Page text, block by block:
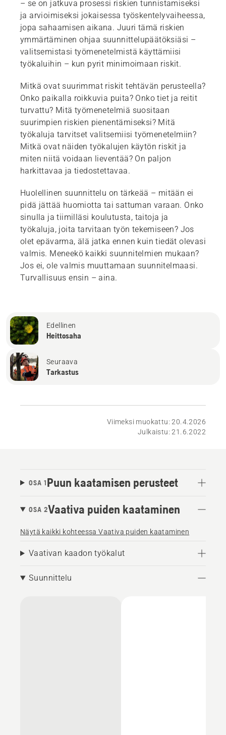
– se on jatkuva prosessi riskien tunnistamiseksi
ja arvioimiseksi jokaisessa työskentelyvaiheessa,
jopa sahaamisen aikana. Juuri tämä riskien
ymmärtäminen ohjaa suunnittelupäätöksiäsi –
valitsemistasi työmenetelmistä käyttämiisi
työkaluihin – kun pyrit minimoimaan riskit.
Mitkä ovat suurimmat riskit tehtävän perusteella?
Onko paikalla roikkuvia puita? Onko tiet ja reitit
turvattu? Mitä työmenetelmiä suositaan
suurimpien riskien pienentämiseksi? Mitä
työkaluja tarvitset valitsemiisi työmenetelmiin?
Mitkä ovat näiden työkalujen käytön riskit ja
miten niitä voidaan lieventää? On paljon
harkittavaa ja tiedostettavaa.
Huolellinen suunnittelu on tärkeää – mitään ei
pidä jättää huomiotta tai sattuman varaan. Onko
sinulla ja tiimilläsi koulutusta, taitoja ja
työkaluja, joita tarvitaan työn tekemiseen? Jos
olet epävarma, älä jatka ennen kuin tiedät olevasi
valmis. Meneekö kaikki suunnitelmien mukaan?
Jos ei, ole valmis muuttamaan suunnitelmaasi.
Turvallisuus ensin – aina.
Edellinen
Heittosaha
Seuraava
Tarkastus
Viimeksi muokattu: 20.4.2026
Julkaistu: 21.6.2022
OSA 1Puun kaatamisen perusteet
OSA 2Vaativa puiden kaataminen
Näytä kaikki kohteessa Vaativa puiden kaataminen
Vaativan kaadon työkalut
Suunnittelu